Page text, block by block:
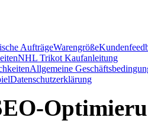
AufträgeWarengröße
NHL Trikot Kaufanleitung
Allgemeine
Datenschutzerklärung